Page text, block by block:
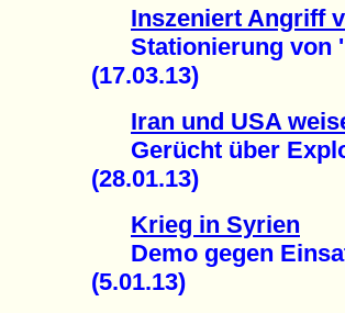
Inszeniert Angriff
Stationierung von
(17.03.13)
Iran und USA
Gerücht über
(28.01.13)
Krieg in Syrien
Demo gegen
(5.01.13)